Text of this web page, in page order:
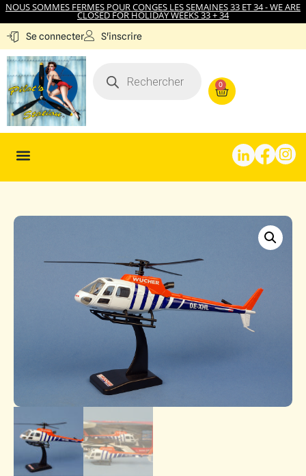
NOUS SOMMES FERMES POUR CONGES LES SEMAINES 33 ET 34 - WE ARE
CLOSED FOR HOLIDAY WEEKS 33 + 34
Se connecter S'inscrire
0